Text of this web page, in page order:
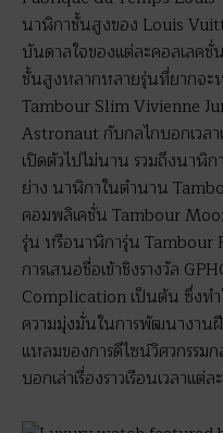
นาฬิกาชั้นสูงของ Louis
บันดาลใจของแต่ละคอลเลคชั่
ชั้นสูงหลากหลายรุ่นที่ยากจะ
Tambour Slim Vivienne
Astronaut กับกลไกบอกเวล
เปิดตัวไปไม่นาน รวมถึงนาฬิ
ย่าง นาฬิกาในตำนาน
คอมพลิเคชั่น Tambour
รุ่น หรือนาฬิการุ่น Tambour
การเสนอชื่อเข้าชิงรางวัล
Complication เป็นต้น ซึ่งทำ
ความมุ่งมั่นในการพัฒนางาน
แหลมของการดีไซน์วิศวกรรม
บอกเล่าเรื่องราวเรือนเวลาแ